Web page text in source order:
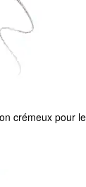
crémeux pour